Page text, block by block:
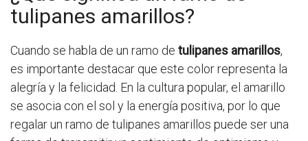
tulipanes amarillos?
Cuando se habla de un ramo de tulipanes amarillos,
es importante destacar que este color representa la
alegría y la felicidad. En la cultura popular, el amarillo
se asocia con el sol y la energía positiva, por lo que
regalar un ramo de tulipanes amarillos puede ser una